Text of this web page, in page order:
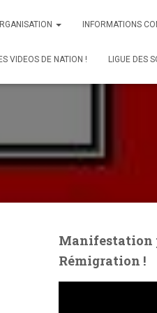
INFORMATIONS
VIDEOS DE NATION ! LIGUE DES
Manifestation
Rémigration !